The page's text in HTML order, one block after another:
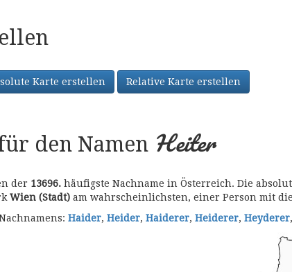
Karte erstellen Relative Karte erstellen
den Namen Heiter
der 13696. häufigste Nachname in Österreich. Die
Wien (Stadt) am wahrscheinlichsten, einer Person mit
Haider, Heider, Haiderer, Heiderer, Heyderer,